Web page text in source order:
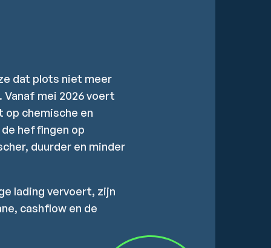
dat plots niet meer
Vanaf mei 2026 voert
op chemische en
heffingen op
duurder en minder
lading vervoert, zijn
cashflow en de